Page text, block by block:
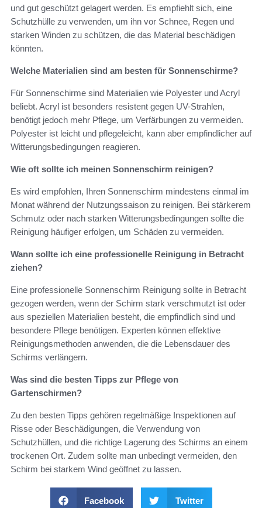
und gut geschützt gelagert werden. Es empfiehlt sich, eine
Schutzhülle zu verwenden, um ihn vor Schnee, Regen und
starken Winden zu schützen, die das Material beschädigen
könnten.
Welche Materialien sind am besten für Sonnenschirme?
Für Sonnenschirme sind Materialien wie Polyester und Acryl
beliebt. Acryl ist besonders resistent gegen UV-Strahlen,
benötigt jedoch mehr Pflege, um Verfärbungen zu vermeiden.
Polyester ist leicht und pflegeleicht, kann aber empfindlicher auf
Witterungsbedingungen reagieren.
Wie oft sollte ich meinen Sonnenschirm reinigen?
Es wird empfohlen, Ihren Sonnenschirm mindestens einmal im
Monat während der Nutzungssaison zu reinigen. Bei stärkerem
Schmutz oder nach starken Witterungsbedingungen sollte die
Reinigung häufiger erfolgen, um Schäden zu vermeiden.
Wann sollte ich eine professionelle Reinigung in Betracht
ziehen?
Eine professionelle Sonnenschirm Reinigung sollte in Betracht
gezogen werden, wenn der Schirm stark verschmutzt ist oder
aus speziellen Materialien besteht, die empfindlich sind und
besondere Pflege benötigen. Experten können effektive
Reinigungsmethoden anwenden, die die Lebensdauer des
Schirms verlängern.
Was sind die besten Tipps zur Pflege von
Gartenschirmen?
Zu den besten Tipps gehören regelmäßige Inspektionen auf
Risse oder Beschädigungen, die Verwendung von
Schutzhüllen, und die richtige Lagerung des Schirms an einem
trockenen Ort. Zudem sollte man unbedingt vermeiden, den
Schirm bei starkem Wind geöffnet zu lassen.
Facebook Twitter